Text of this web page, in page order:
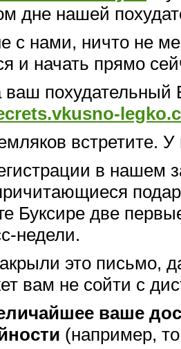
дне нашей
с нами, ничто не
и начать прямо
ваш похудательный
встретите.
в нашем
Буксире две
недели.
это письмо,
вам не сойти с
ваше
(например,